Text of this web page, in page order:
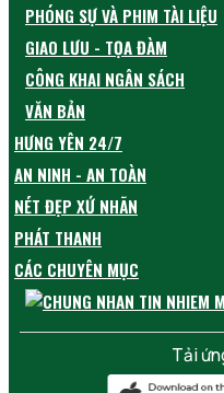
PHÓNG SỰ VÀ PHIM TÀI LIỆU
GIAO LƯU - TỌA ĐÀM
CÔNG KHAI NGÂN SÁCH
VĂN BẢN
HƯNG YÊN 24/7
AN NINH - AN TOÀN
NÉT ĐẸP XỨ NHÃN
PHÁT THANH
CÁC CHUYÊN MỤC
Tải